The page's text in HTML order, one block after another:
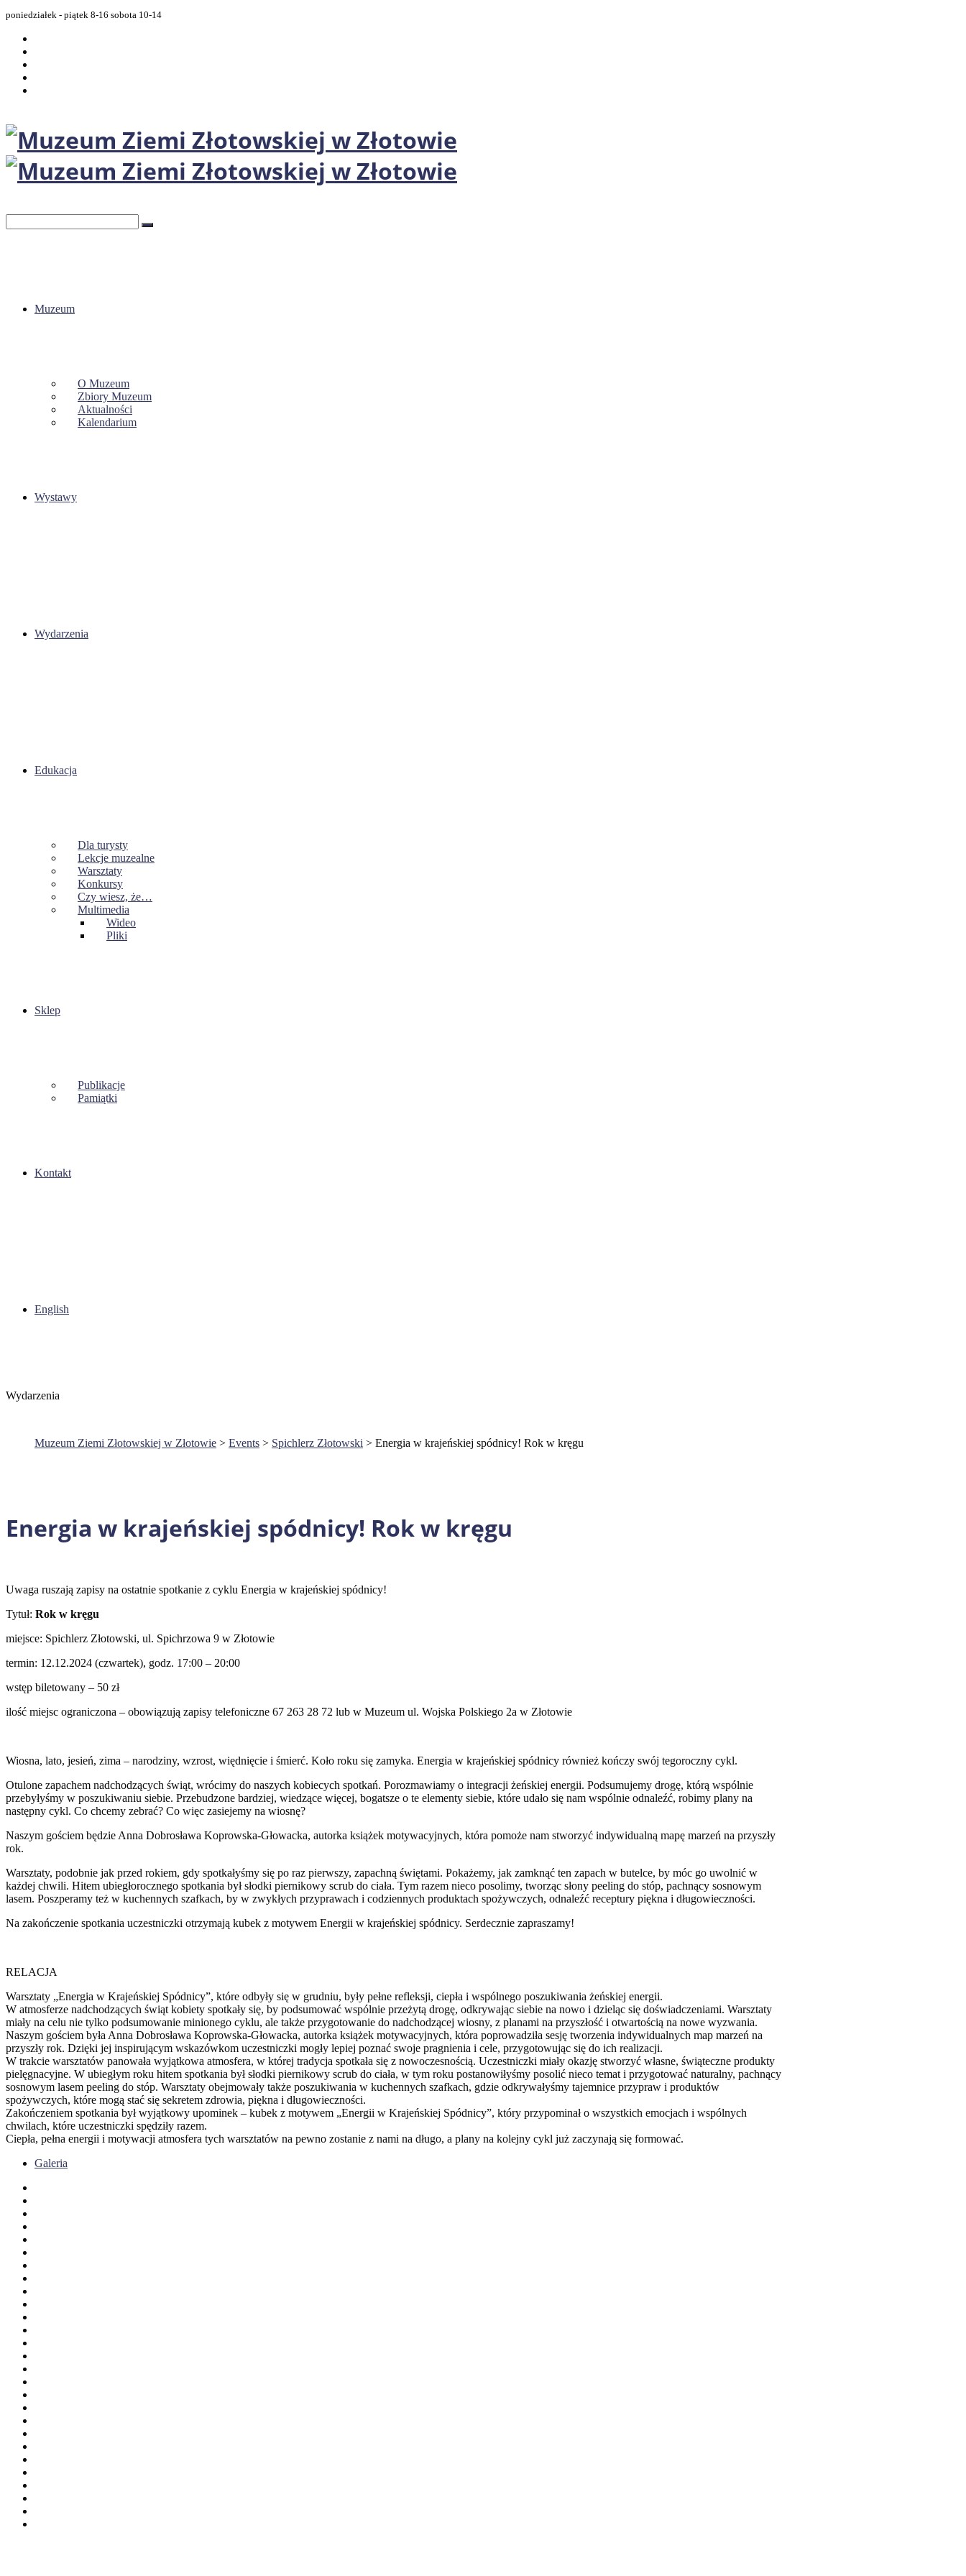
poniedziałek - piątek 8-16 sobota 10-14
Muzeum
O Muzeum
Zbiory Muzeum
Aktualności
Kalendarium
Wystawy
Wydarzenia
Edukacja
Dla turysty
Lekcje muzealne
Warsztaty
Konkursy
Czy wiesz, że…
Multimedia
Wideo
Pliki
Sklep
Publikacje
Pamiątki
Kontakt
English
Wydarzenia
Muzeum Ziemi Złotowskiej w Złotowie > Events > Spichlerz Złotowski > Energia w krajeńskiej spódnicy! Rok w kręgu
Energia w krajeńskiej spódnicy! Rok w kręgu
Uwaga ruszają zapisy na ostatnie spotkanie z cyklu Energia w krajeńskiej spódnicy!
Tytuł: Rok w kręgu
miejsce: Spichlerz Złotowski, ul. Spichrzowa 9 w Złotowie
termin: 12.12.2024 (czwartek), godz. 17:00 – 20:00
wstęp biletowany – 50 zł
ilość miejsc ograniczona – obowiązują zapisy telefoniczne 67 263 28 72 lub w Muzeum ul. Wojska Polskiego 2a w Złotowie
Wiosna, lato, jesień, zima – narodziny, wzrost, więdnięcie i śmierć. Koło roku się zamyka. Energia w krajeńskiej spódnicy również kończy swój tegoroczny cykl.
Otulone zapachem nadchodzących świąt, wrócimy do naszych kobiecych spotkań. Porozmawiamy o integracji żeńskiej energii. Podsumujemy drogę, którą wspólnie
przebyłyśmy w poszukiwaniu siebie. Przebudzone bardziej, wiedzące więcej, bogatsze o te elementy siebie, które udało się nam wspólnie odnaleźć, robimy plany na
następny cykl. Co chcemy zebrać? Co więc zasiejemy na wiosnę?
Naszym gościem będzie Anna Dobrosława Koprowska-Głowacka, autorka książek motywacyjnych, która pomoże nam stworzyć indywidualną mapę marzeń na przyszły
rok.
Warsztaty, podobnie jak przed rokiem, gdy spotkałyśmy się po raz pierwszy, zapachną świętami. Pokażemy, jak zamknąć ten zapach w butelce, by móc go uwolnić w
każdej chwili. Hitem ubiegłorocznego spotkania był słodki piernikowy scrub do ciała. Tym razem nieco posolimy, tworząc słony peeling do stóp, pachnący sosnowym
lasem. Poszperamy też w kuchennych szafkach, by w zwykłych przyprawach i codziennych produktach spożywczych, odnaleźć receptury piękna i długowieczności.
Na zakończenie spotkania uczestniczki otrzymają kubek z motywem Energii w krajeńskiej spódnicy. Serdecznie zapraszamy!
RELACJA
Warsztaty „Energia w Krajeńskiej Spódnicy”, które odbyły się w grudniu, były pełne refleksji, ciepła i wspólnego poszukiwania żeńskiej energii.
W atmosferze nadchodzących świąt kobiety spotkały się, by podsumować wspólnie przeżytą drogę, odkrywając siebie na nowo i dzieląc się doświadczeniami. Warsztaty
miały na celu nie tylko podsumowanie minionego cyklu, ale także przygotowanie do nadchodzącej wiosny, z planami na przyszłość i otwartością na nowe wyzwania.
Naszym gościem była Anna Dobrosława Koprowska-Głowacka, autorka książek motywacyjnych, która poprowadziła sesję tworzenia indywidualnych map marzeń na
przyszły rok. Dzięki jej inspirującym wskazówkom uczestniczki mogły lepiej poznać swoje pragnienia i cele, przygotowując się do ich realizacji.
W trakcie warsztatów panowała wyjątkowa atmosfera, w której tradycja spotkała się z nowoczesnością. Uczestniczki miały okazję stworzyć własne, świąteczne produkty
pielęgnacyjne. W ubiegłym roku hitem spotkania był słodki piernikowy scrub do ciała, w tym roku postanowiłyśmy posolić nieco temat i przygotować naturalny, pachnący
sosnowym lasem peeling do stóp. Warsztaty obejmowały także poszukiwania w kuchennych szafkach, gdzie odkrywałyśmy tajemnice przypraw i produktów
spożywczych, które mogą stać się sekretem zdrowia, piękna i długowieczności.
Zakończeniem spotkania był wyjątkowy upominek – kubek z motywem „Energii w Krajeńskiej Spódnicy”, który przypominał o wszystkich emocjach i wspólnych
chwilach, które uczestniczki spędziły razem.
Ciepła, pełna energii i motywacji atmosfera tych warsztatów na pewno zostanie z nami na długo, a plany na kolejny cykl już zaczynają się formować.
Galeria